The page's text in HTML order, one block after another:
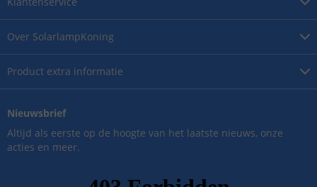
Over SolarlampKoning
Product extra informatie
Nieuwsbrief
Altijd als eerste op de hoogte van het laatste nieuws, onze
acties en meer.